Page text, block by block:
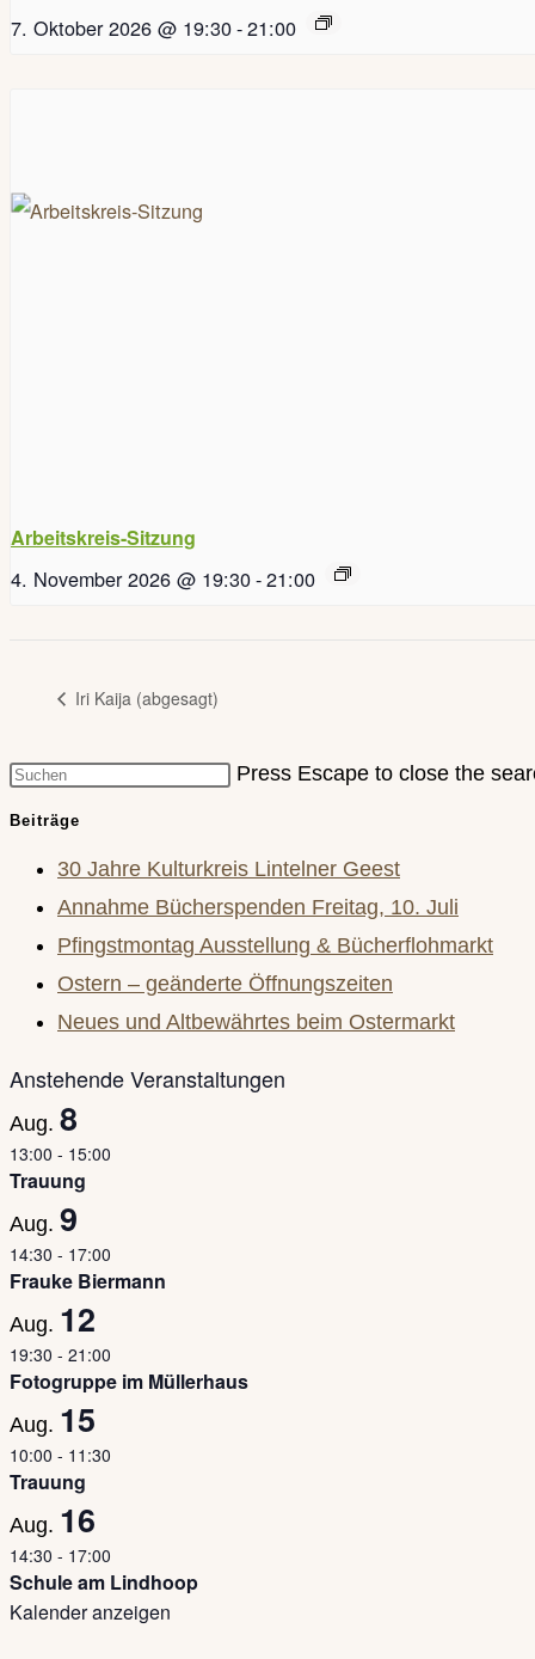
7. Oktober 2026 @ 19:30-21:00
Arbeitskreis-Sitzung
4. November 2026 @ 19:30-21:00
Iri Kaija (abgesagt)
Press Escape to close the
Beiträge
30 Jahre Kulturkreis Lintelner Geest
Annahme Bücherspenden Freitag, 10. Juli
Pfingstmontag Ausstellung & Bücherflohmarkt
Ostern – geänderte Öffnungszeiten
Neues und Altbewährtes beim Ostermarkt
Anstehende Veranstaltungen
Aug. 8
13:00 - 15:00
Trauung
Aug. 9
14:30 - 17:00
Frauke Biermann
Aug. 12
19:30 - 21:00
Fotogruppe im Müllerhaus
Aug. 15
10:00 - 11:30
Trauung
Aug. 16
14:30 - 17:00
Schule am Lindhoop
Kalender anzeigen